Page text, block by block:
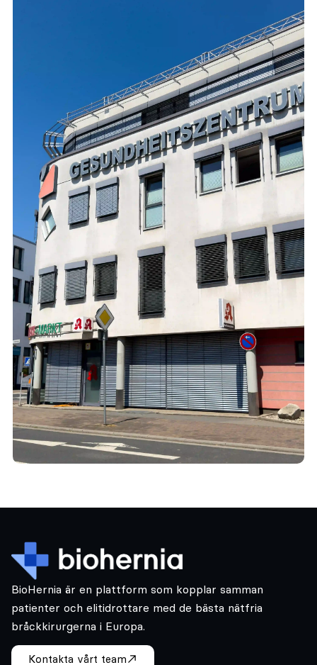
BioHernia är en plattform som kopplar samman
patienter och elitidrottare med de bästa nätfria
bråckkirurgerna i Europa.
Kontakta vårt team